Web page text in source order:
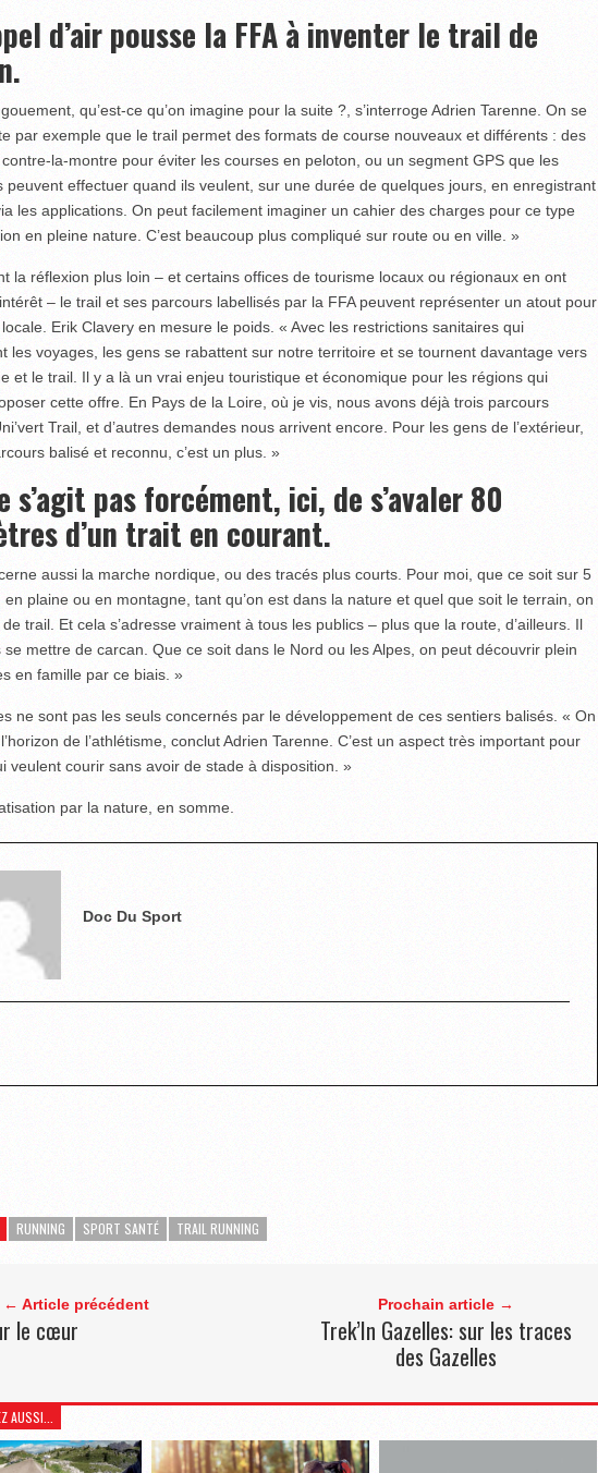
d’air pousse la FFA à inventer le trail de
qu’est-ce qu’on imagine pour la suite ?, s’interroge Adrien Tarenne. On se
par exemple que le trail permet des formats de course nouveaux et différents : des
la-montre pour éviter les courses en peloton, ou un segment GPS que les
peuvent effectuer quand ils veulent, sur une durée de quelques jours, en enregistrant
les applications. On peut facilement imaginer un cahier des charges pour ce type
en pleine nature. C’est beaucoup plus compliqué sur route ou en ville. »
la réflexion plus loin – et certains offices de tourisme locaux ou régionaux en ont
– le trail et ses parcours labellisés par la FFA peuvent représenter un atout pour
locale. Erik Clavery en mesure le poids. « Avec les restrictions sanitaires qui
les voyages, les gens se rabattent sur notre territoire et se tournent davantage vers
et le trail. Il y a là un vrai enjeu touristique et économique pour les régions qui
cette offre. En Pays de la Loire, où je vis, nous avons déjà trois parcours
Trail, et d’autres demandes nous arrivent encore. Pour les gens de l’extérieur,
balisé et reconnu, c’est un plus. »
s’agit pas forcément, ici, de s’avaler 80
d’un trait en courant.
aussi la marche nordique, ou des tracés plus courts. Pour moi, que ce soit sur 5
en plaine ou en montagne, tant qu’on est dans la nature et quel que soit le terrain, on
trail. Et cela s’adresse vraiment à tous les publics – plus que la route, d’ailleurs. Il
se mettre de carcan. Que ce soit dans le Nord ou les Alpes, on peut découvrir plein
en famille par ce biais. »
ne sont pas les seuls concernés par le développement de ces sentiers balisés. « On
de l’athlétisme, conclut Adrien Tarenne. C’est un aspect très important pour
veulent courir sans avoir de stade à disposition. »
par la nature, en somme.
Doc Du Sport
RUNNING SPORT SANTÉ TRAIL RUNNING
← Article précédent
le cœur
Prochain article →
Trek’In Gazelles: sur les traces
des Gazelles
AUSSI...